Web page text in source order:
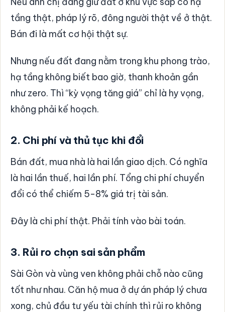
tầng thật, pháp lý rõ, đông người thật về ở thật.
Bán đi là mất cơ hội thật sự.
Nhưng nếu đất đang nằm trong khu phong trào,
hạ tầng không biết bao giờ, thanh khoản gần
như zero. Thì “kỳ vọng tăng giá” chỉ là hy vọng,
không phải kế hoạch.
2. Chi phí và thủ tục khi đổi
Bán đất, mua nhà là hai lần giao dịch. Có nghĩa
là hai lần thuế, hai lần phí. Tổng chi phí chuyển
đổi có thể chiếm 5-8% giá trị tài sản.
Đây là chi phí thật. Phải tính vào bài toán.
3. Rủi ro chọn sai sản phẩm
Sài Gòn và vùng ven không phải chỗ nào cũng
tốt như nhau. Căn hộ mua ở dự án pháp lý chưa
xong, chủ đầu tư yếu tài chính thì rủi ro không